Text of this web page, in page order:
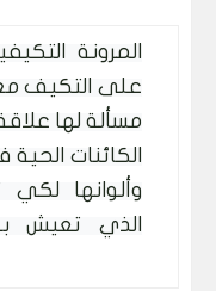
المرونة
على التكيف
مسألة لها
الكائنات
وألوانها
الذي تعيش